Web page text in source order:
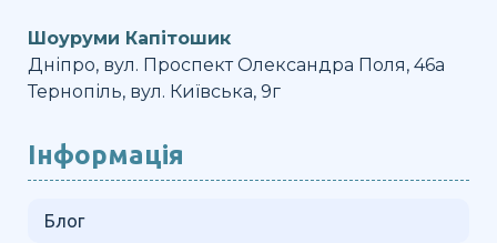
Шоуруми Капітошик
Дніпро, вул. Проспект Олександра Поля, 46а
Тернопіль, вул. Київська, 9г
Інформація
Блог